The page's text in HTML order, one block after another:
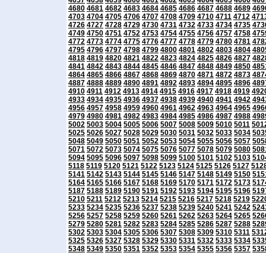
4680 4681 4682 4683 4684 4685 4686 4687 4688 4689
4703 4704 4705 4706 4707 4708 4709 4710 4711 4712
4726 4727 4728 4729 4730 4731 4732 4733 4734 4735
4749 4750 4751 4752 4753 4754 4755 4756 4757 4758
4772 4773 4774 4775 4776 4777 4778 4779 4780 4781
4795 4796 4797 4798 4799 4800 4801 4802 4803 4804
4818 4819 4820 4821 4822 4823 4824 4825 4826 4827
4841 4842 4843 4844 4845 4846 4847 4848 4849 4850
4864 4865 4866 4867 4868 4869 4870 4871 4872 4873
4887 4888 4889 4890 4891 4892 4893 4894 4895 4896
4910 4911 4912 4913 4914 4915 4916 4917 4918 4919
4933 4934 4935 4936 4937 4938 4939 4940 4941 4942
4956 4957 4958 4959 4960 4961 4962 4963 4964 4965
4979 4980 4981 4982 4983 4984 4985 4986 4987 4988
5002 5003 5004 5005 5006 5007 5008 5009 5010 5011
5025 5026 5027 5028 5029 5030 5031 5032 5033 5034
5048 5049 5050 5051 5052 5053 5054 5055 5056 5057
5071 5072 5073 5074 5075 5076 5077 5078 5079 5080
5094 5095 5096 5097 5098 5099 5100 5101 5102 5103
5118 5119 5120 5121 5122 5123 5124 5125 5126 5127
5141 5142 5143 5144 5145 5146 5147 5148 5149 5150
5164 5165 5166 5167 5168 5169 5170 5171 5172 5173
5187 5188 5189 5190 5191 5192 5193 5194 5195 5196
5210 5211 5212 5213 5214 5215 5216 5217 5218 5219
5233 5234 5235 5236 5237 5238 5239 5240 5241 5242
5256 5257 5258 5259 5260 5261 5262 5263 5264 5265
5279 5280 5281 5282 5283 5284 5285 5286 5287 5288
5302 5303 5304 5305 5306 5307 5308 5309 5310 5311
5325 5326 5327 5328 5329 5330 5331 5332 5333 5334
5348 5349 5350 5351 5352 5353 5354 5355 5356 5357